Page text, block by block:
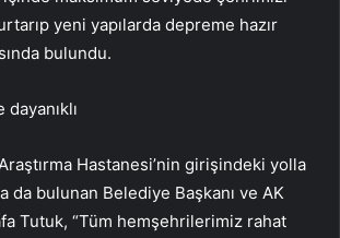
yeni yapılarda depreme hazır
bulundu.
Hastanesi’nin girişindeki yolla
da bulunan Belediye Başkanı ve AK
Tutuk, “Tüm hemşehrilerimiz rahat